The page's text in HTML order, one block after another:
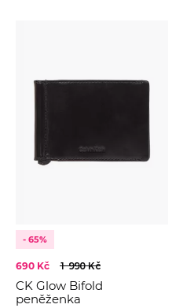
- 65%
690 Kč 1 990 Kč
CK Glow Bifold
peněženka